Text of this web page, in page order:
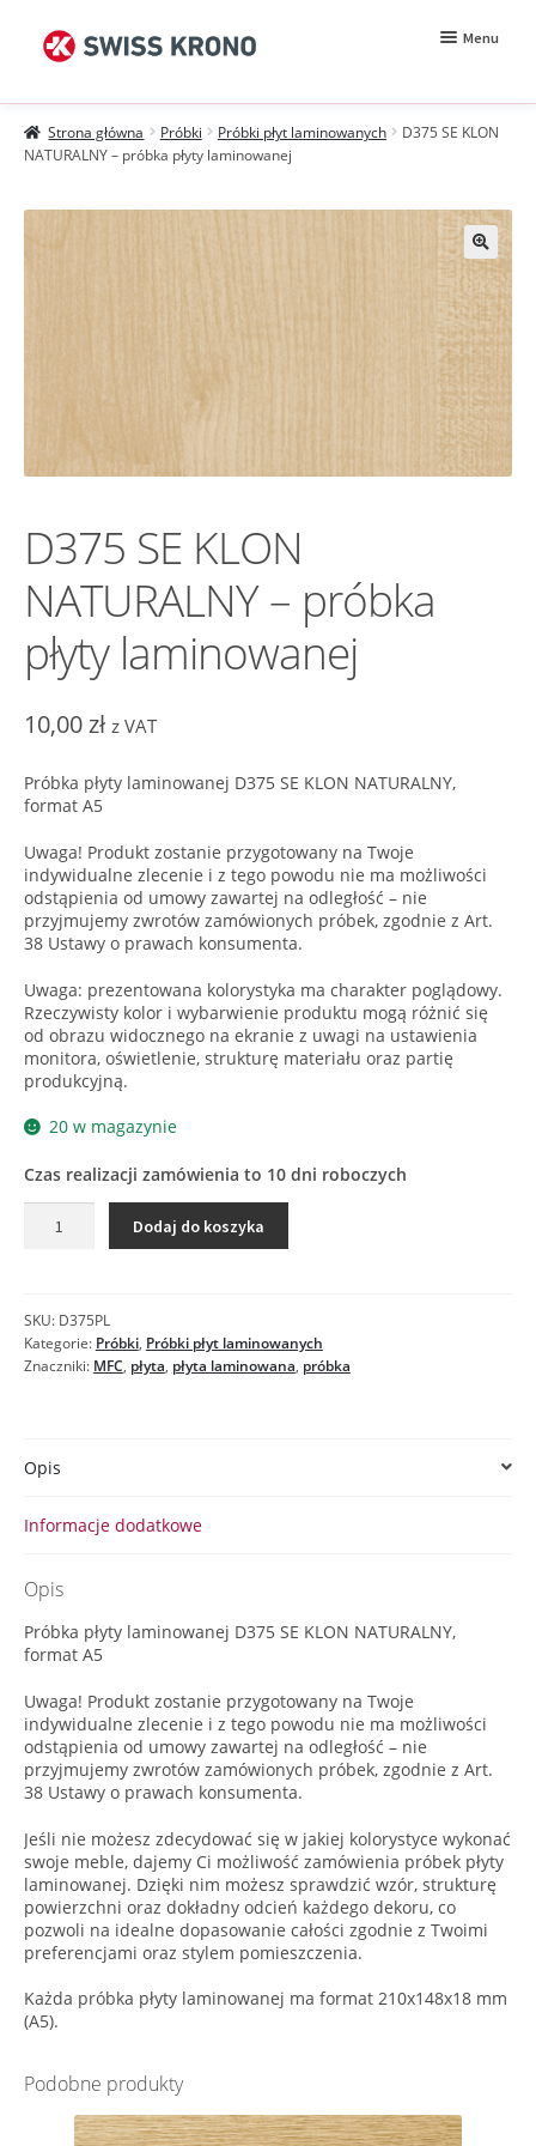
Przejdź
Przejdź
Menu
Próbki
Rozwiń
menu
Wzorniki
Moje konto
Zamówienie
Próbki MDF BE.Velvet
Strona główna Próbki Próbki płyt laminowanych
D375 SE KLON
NATURALNY – próbka płyty laminowanej
D375 SE KLON
NATURALNY – próbka
płyty laminowanej
10,00zł z VAT
Próbka płyty laminowanej D375 SE KLON NATURALNY,
format A5
Uwaga! Produkt zostanie przygotowany na Twoje
indywidualne zlecenie i z tego powodu nie ma możliwości
odstąpienia od umowy zawartej na odległość – nie
przyjmujemy zwrotów zamówionych próbek, zgodnie z Art.
38 Ustawy o prawach konsumenta.
Uwaga: prezentowana kolorystyka ma charakter poglądowy.
Rzeczywisty kolor i wybarwienie produktu mogą różnić się
od obrazu widocznego na ekranie z uwagi na ustawienia
monitora, oświetlenie, strukturę materiału oraz partię
produkcyjną.
20 w magazynie
Czas realizacji zamówienia to 10 dni roboczych
D375
-
próbka
płyty
Dodaj do koszyka
SKU: D375PL
Kategorie: Próbki, Próbki płyt laminowanych
Znaczniki: MFC, płyta, płyta laminowana, próbka
Opis
Informacje dodatkowe
Opis
Próbka płyty laminowanej D375 SE KLON NATURALNY,
format A5
Uwaga! Produkt zostanie przygotowany na Twoje
indywidualne zlecenie i z tego powodu nie ma możliwości
odstąpienia od umowy zawartej na odległość – nie
przyjmujemy zwrotów zamówionych próbek, zgodnie z Art.
38 Ustawy o prawach konsumenta.
Jeśli nie możesz zdecydować się w jakiej kolorystyce wykonać
swoje meble, dajemy Ci możliwość zamówienia próbek płyty
laminowanej. Dzięki nim możesz sprawdzić wzór, strukturę
powierzchni oraz dokładny odcień każdego dekoru, co
pozwoli na idealne dopasowanie całości zgodnie z Twoimi
preferencjami oraz stylem pomieszczenia.
Każda próbka płyty laminowanej ma format 210x148x18 mm
(A5).
Podobne produkty